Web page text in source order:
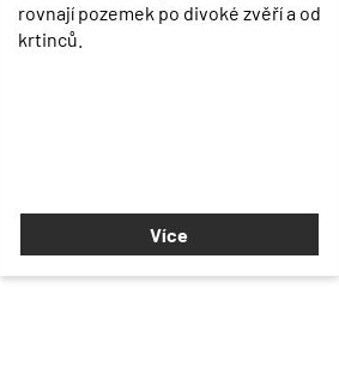
rovnají pozemek po divoké zvěří a od
krtinců.
Více